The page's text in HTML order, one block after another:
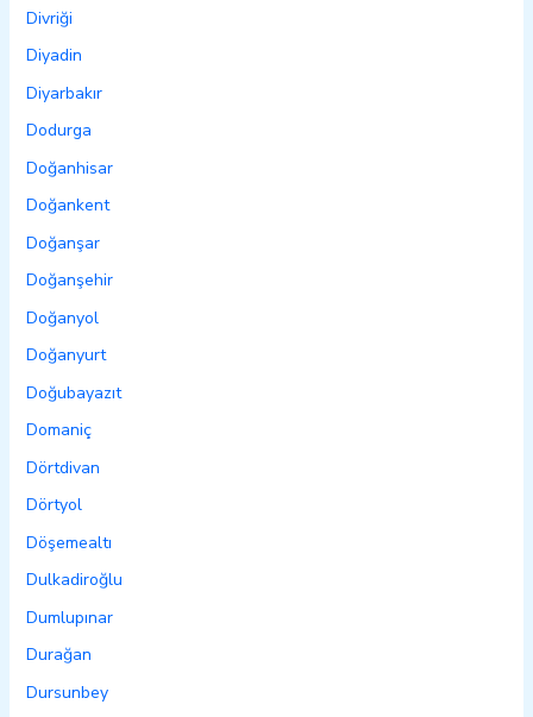
Divriği
Diyadin
Diyarbakır
Dodurga
Doğanhisar
Doğankent
Doğanşar
Doğanşehir
Doğanyol
Doğanyurt
Doğubayazıt
Domaniç
Dörtdivan
Dörtyol
Döşemealtı
Dulkadiroğlu
Dumlupınar
Durağan
Dursunbey